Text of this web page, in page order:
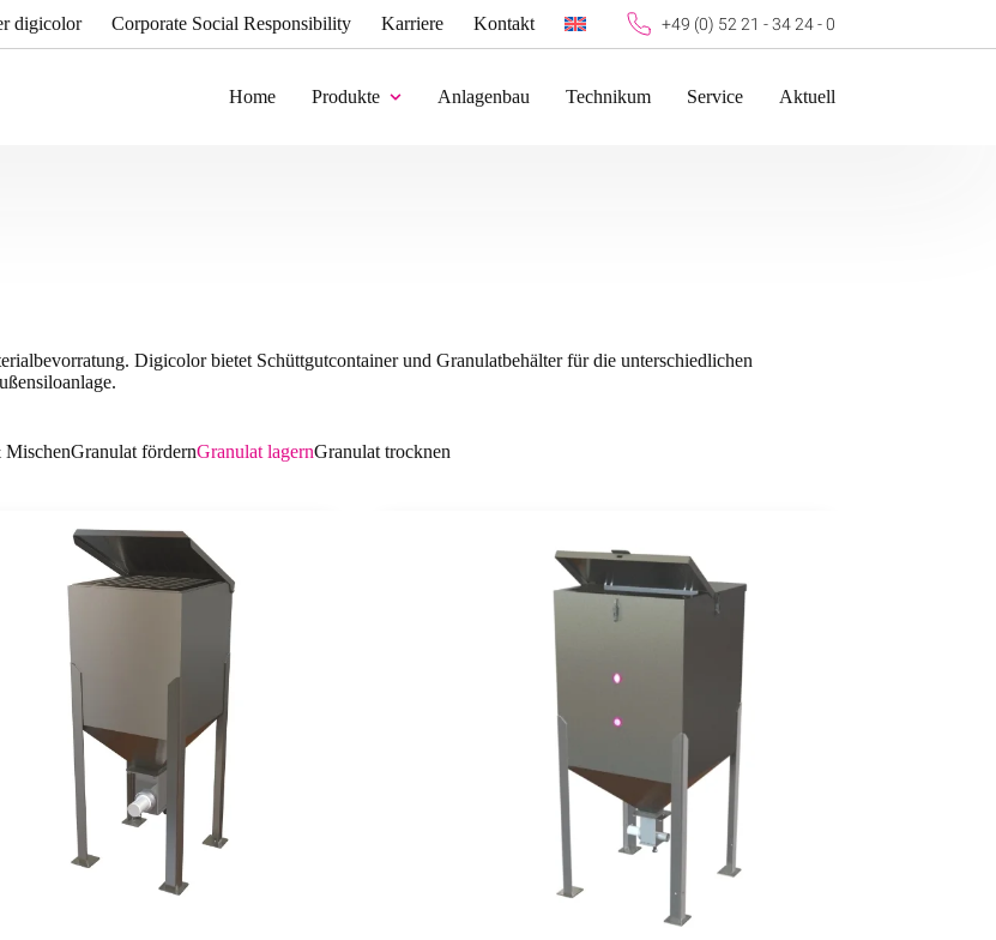
digicolor Corporate Social Responsibility Karriere Kontakt +49 (0) 52 21 - 34 24 - 0
Home Produkte Anlagenbau Technikum Service Aktuell
Digicolor bietet Schüttgutcontainer und Granulatbehälter für die unterschiedlichen
MischenGranulat fördernGranulat lagernGranulat trocknen